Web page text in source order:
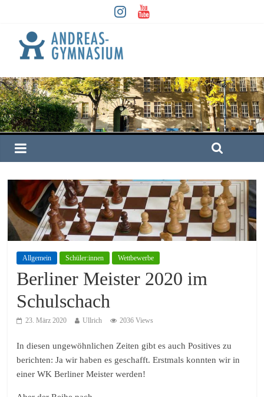
Allgemein Schüler:innen Wettbewerbe
Berliner Meister 2020 im
Schulschach
23. März 2020 Ullrich 2036 Views
In diesen ungewöhnlichen Zeiten gibt es auch Positives zu
berichten: Ja wir haben es geschafft. Erstmals konnten wir in
einer WK Berliner Meister werden!